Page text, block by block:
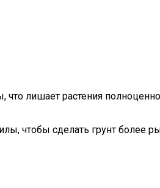
лишает растения
чтобы сделать грунт более